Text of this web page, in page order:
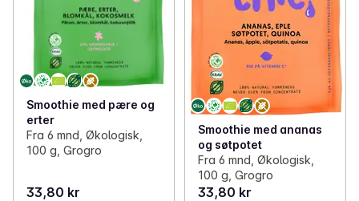
Smoothie med pære og
erter
Fra 6 mnd, Økologisk,
100 g, Grogro
33,80 kr
Smoothie med ananas
og søtpotet
Fra 6 mnd, Økologisk,
100 g, Grogro
33,80 kr